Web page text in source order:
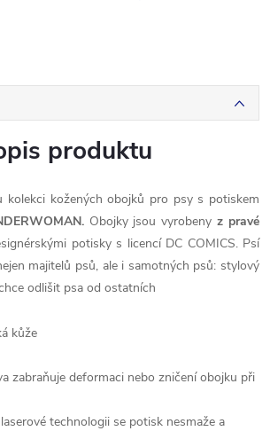
produktu
kolekci kožených obojků pro psy s potiskem
Obojky jsou vyrobenyz pravé
potisky s licencí DC COMICS. Psí
majitelů psů, ale i samotných psů: stylový
odlišit psa od ostatních
kůže
zabraňuje deformaci nebo zničení obojku při
technologii se potisk nesmaže a